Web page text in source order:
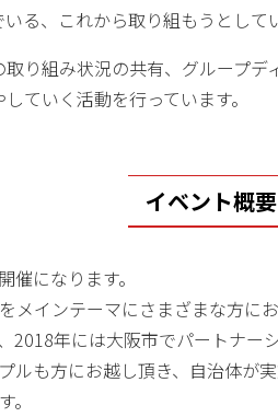
る、これから取り組もうとして
り組み状況の共有、グループ
ていく活動を行っています。
イベント概要
になります。
メインテーマにさまざまな方に
2018年には大阪市でパートナ
ルも方にお越し頂き、自治体が